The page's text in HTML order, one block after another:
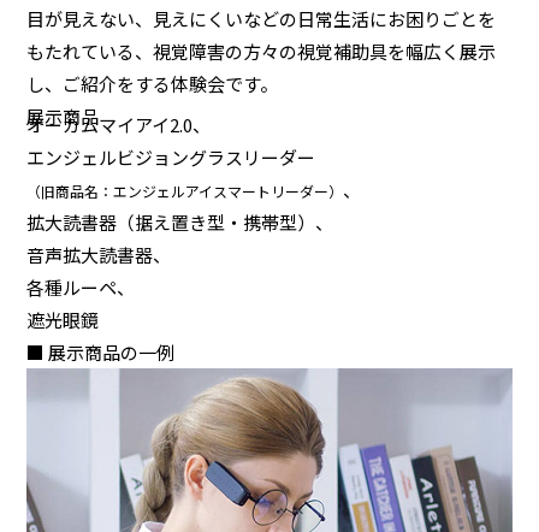
目が見えない、見えにくいなどの日常生活にお困りごとを
もたれている、視覚障害の方々の視覚補助具を幅広く展示
し、ご紹介をする体験会です。
展示商品
オーカムマイアイ2.0、
エンジェルビジョングラスリーダー
（旧商品名：エンジェルアイスマートリーダー） 、
拡大読書器（据え置き型・携帯型）、
音声拡大読書器、
各種ルーペ、
遮光眼鏡
■ 展示商品の一例